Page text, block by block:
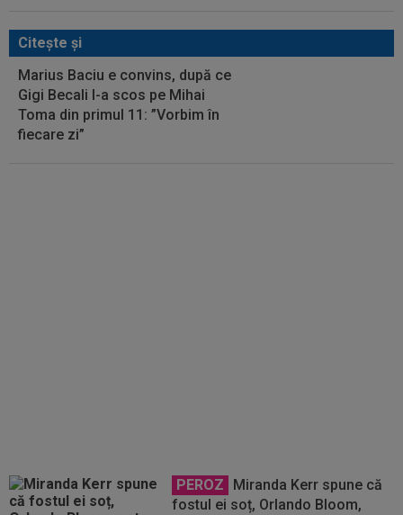
Citeşte şi
Marius Baciu e convins, după ce
Gigi Becali l-a scos pe Mihai
Toma din primul 11: ”Vorbim în
fiecare zi”
PEROZ
Miranda Kerr spune că
fostul ei soț, Orlando Bloom,